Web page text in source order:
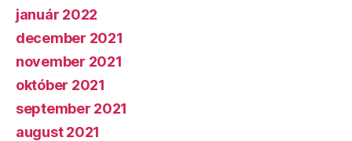
január 2022
december 2021
november 2021
október 2021
september 2021
august 2021